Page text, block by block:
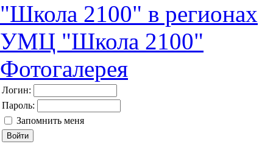
"Школа 2100" в регионах
УМЦ "Школа 2100"
Фотогалерея
Логин:
Пароль:
Запомнить меня